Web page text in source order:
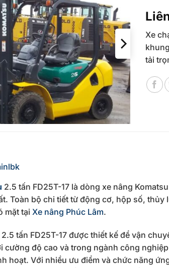
Xe
tải
2.5 tấn FD25T-17 là dòng xe nâng
Toàn bộ chi tiết từ động cơ, hộp số,
mặt tại Xe nâng Phúc Lâm.
tấn FD25T-17 được thiết kế để vận
cường độ cao và trong ngành công
hoạt. Với nhiều ưu điểm và chức năng